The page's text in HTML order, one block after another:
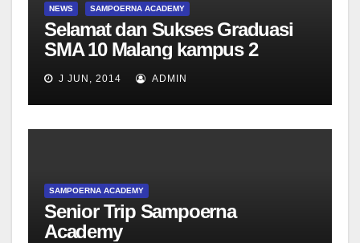
NEWS SAMPOERNA ACADEMY
Selamat dan Sukses Graduasi
SMA 10 Malang kampus 2
J JUN, 2014 ADMIN
SAMPOERNA ACADEMY
Senior Trip Sampoerna
Academy